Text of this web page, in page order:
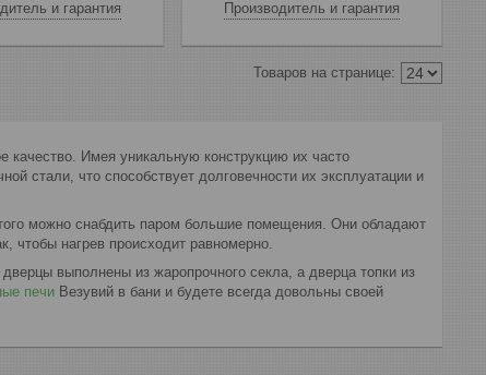
и гарантия Производитель и гарантия
качество. Имея уникальную конструкцию их часто
стали, что способствует долговечности их эксплуатации и
можно снабдить паром большие помещения. Они обладают
чтобы нагрев происходит равномерно.
выполнены из жаропрочного секла, а дверца топки из
печи Везувий в бани и будете всегда довольны своей